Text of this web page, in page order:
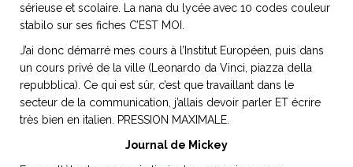
NOS ARTICLES ART ET DESIGN
Burano, la palette
de tous les
superlatifs
sérieuse et scolaire. La nana du lycée avec 10 codes couleur
stabilo sur ses fiches C’EST MOI.
J’ai donc démarré mes cours à l’Institut Européen, puis dans
un cours privé de la ville (Leonardo da Vinci, piazza della
repubblica). Ce qui est sûr, c’est que travaillant dans le
secteur de la communication, j’allais devoir parler ET écrire
très bien en italien. PRESSION MAXIMALE.
Journal de Mickey